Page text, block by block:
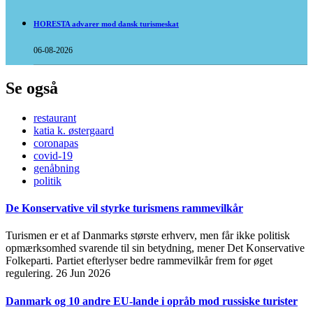
HORESTA advarer mod dansk turismeskat
06-08-2026
Se også
restaurant
katia k. østergaard
coronapas
covid-19
genåbning
politik
De Konservative vil styrke turismens rammevilkår
Turismen er et af Danmarks største erhverv, men får ikke politisk
opmærksomhed svarende til sin betydning, mener Det Konservative
Folkeparti. Partiet efterlyser bedre rammevilkår frem for øget
regulering. 26 Jun 2026
Danmark og 10 andre EU-lande i opråb mod russiske turister